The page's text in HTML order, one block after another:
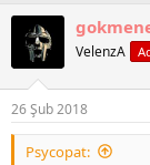
n
u
S
a
h
i
b
i
l
a
g
ç
VelenzA
26 Şub 2018
Psycopat: